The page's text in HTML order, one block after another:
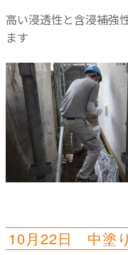
高い浸透性と含浸補強
ます
10月22日 中塗り